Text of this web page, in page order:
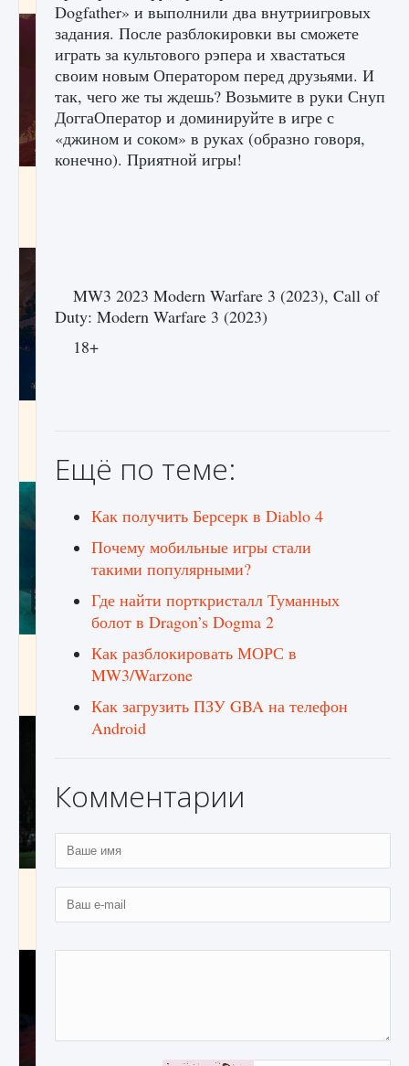
9 августа 2024 1 393
Как приручить существ из степей Тамура в
игре Creatures of Ava
Как исправить ошибку EA FC 25 beta,
которая не работает
Dogfather» и выполнили два внутриигровых
задания. После разблокировки вы сможете
играть за культового рэпера и хвастаться
своим новым Оператором перед друзьями. И
так, чего же ты ждешь? Возьмите в руки Снуп
ДоггаОператор и доминируйте в игре с
«джином и соком» в руках (образно говоря,
конечно). Приятной игры!
MW3 2023 Modern Warfare 3 (2023), Call of
Duty: Modern Warfare 3 (2023)
18+
Ещё по теме:
Как получить Берсерк в Diablo 4
Почему мобильные игры стали
такими популярными?
Где найти порткристалл Туманных
болот в Dragon’s Dogma 2
Как разблокировать МОРС в
MW3/Warzone
Как загрузить ПЗУ GBA на телефон
Android
Комментарии